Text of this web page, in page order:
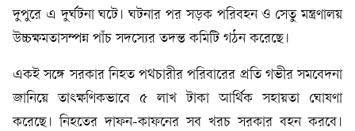
দুপুরে এ দুর্ঘটনা ঘটে। ঘটনার পর সড়ক পরিবহন ও সেতু মন্ত্রণালয়
উচ্চক্ষমতাসম্পন্ন পাঁচ সদস্যের তদন্ত কমিটি গঠন করেছে।
একই সঙ্গে সরকার নিহত পথচারীর পরিবারের প্রতি গভীর সমবেদনা
জানিয়ে তাৎক্ষণিকভাবে ৫ লাখ টাকা আর্থিক সহায়তা ঘোষণা
করেছে। নিহতের দাফন-কাফনের সব খরচ সরকার বহন করবে।